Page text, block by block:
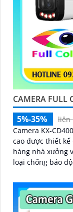
CAMERA FULL
5%-35%
liên
Camera KX-
cao được thiết
hàng nhà xưởng và các
loại chống báo